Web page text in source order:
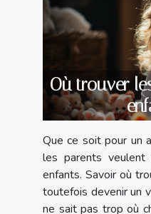
Où trouver
Que ce soit pour un
les parents
enfants. Savoir où
toutefois devenir un
ne sait pas trop où